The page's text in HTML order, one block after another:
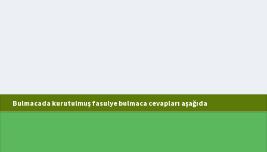
Bulmacada kurutulmuş fasulye bulmaca cevapları aşağıda